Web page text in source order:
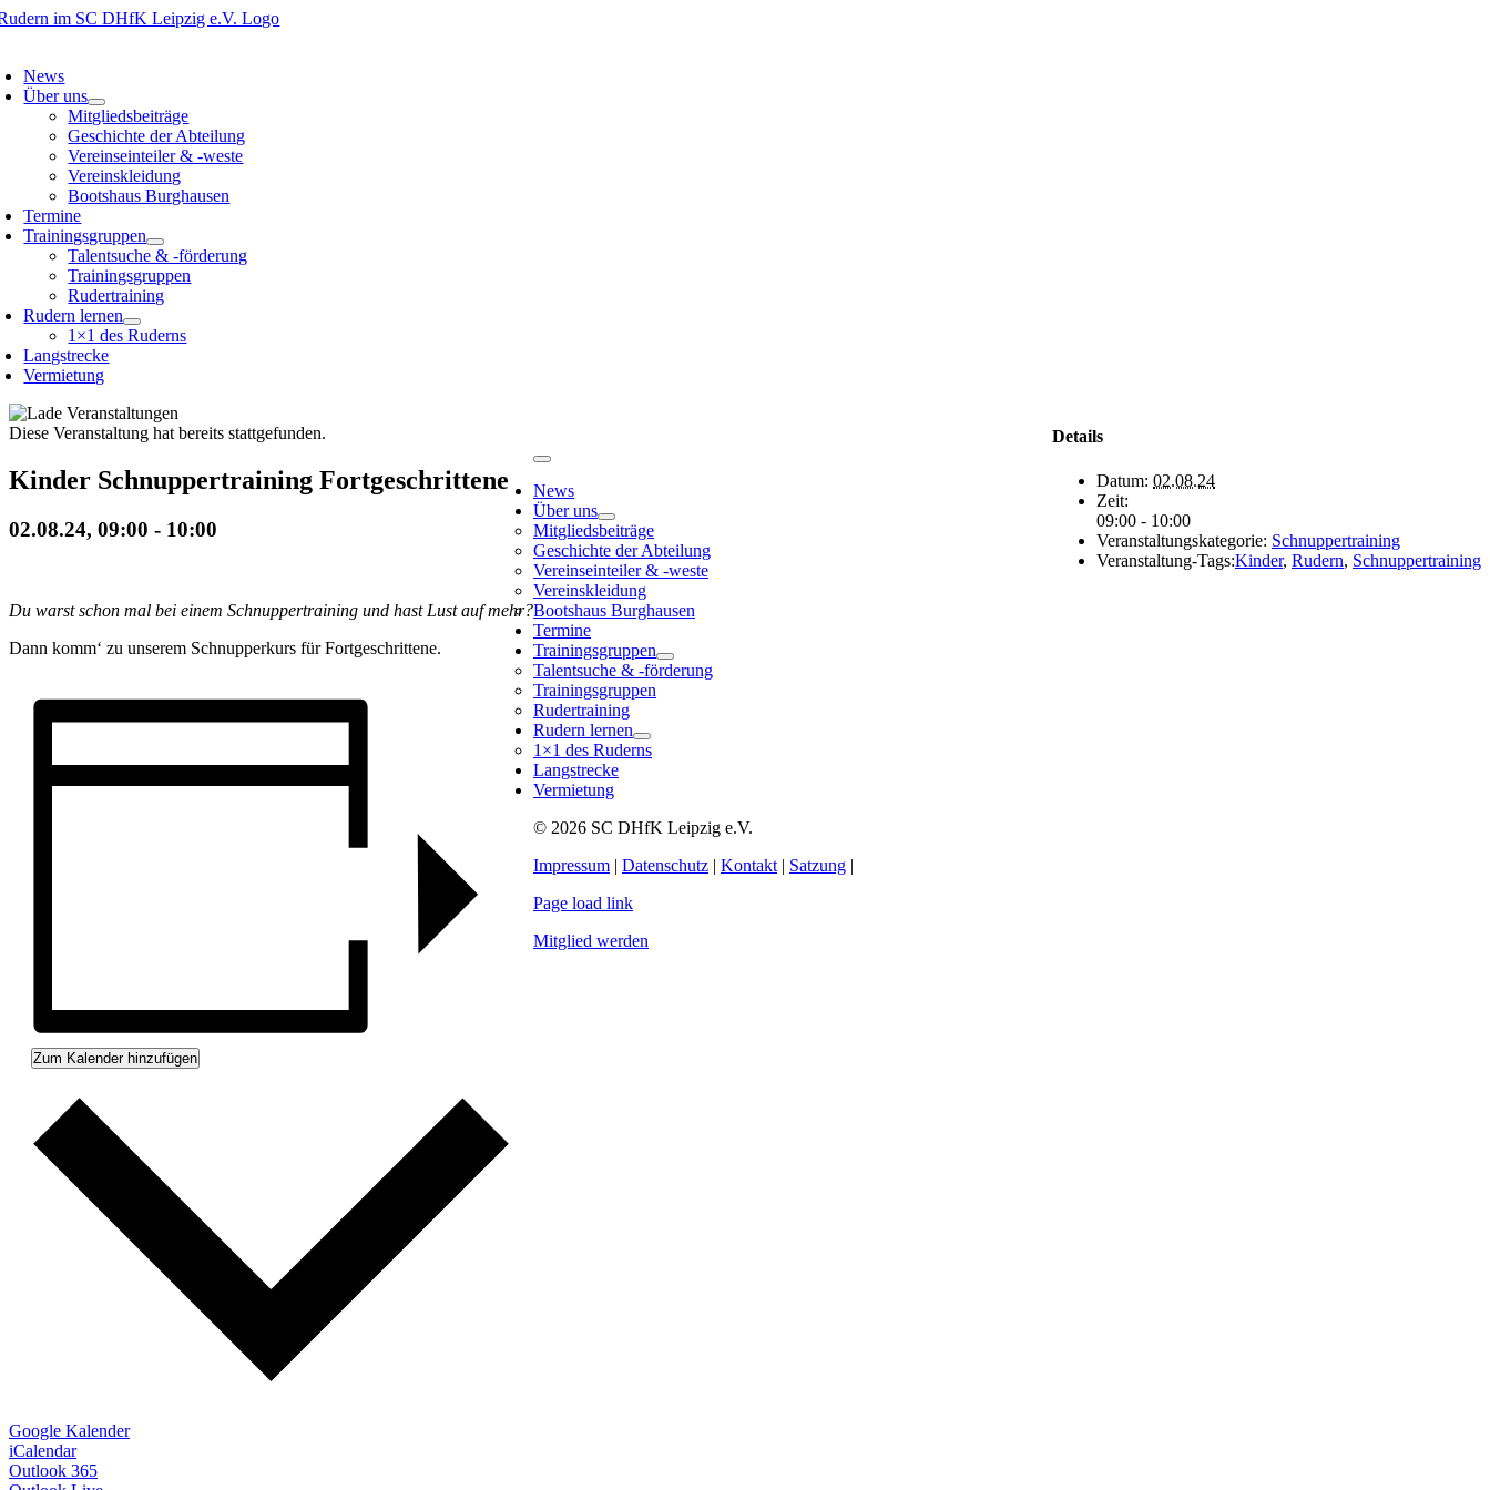
Zum
News
Über uns
Mitgliedsbeiträge
Geschichte der Abteilung
Vereinseinteiler & -weste
Vereinskleidung
Bootshaus Burghausen
Termine
Trainingsgruppen
Talentsuche & -förderung
Trainingsgruppen
Rudertraining
Rudern lernen
1×1 des Ruderns
Langstrecke
Vermietung
Diese Veranstaltung hat bereits stattgefunden.
Kinder Schnuppertraining Fortgeschrittene
02.08.24, 09:00 - 10:00
Du warst schon mal bei einem Schnuppertraining und hast Lust auf mehr?
Dann komm‘ zu unserem Schnupperkurs für Fortgeschrittene.
Zum Kalender hinzufügen
Google Kalender
iCalendar
Outlook 365
Details
Datum: 02.08.24
Zeit:
09:00 - 10:00
Veranstaltungskategorie: Schnuppertraining
Veranstaltung-Tags:Kinder, Rudern, Schnuppertraining
Toggle
Navigation
News
Über uns
Mitgliedsbeiträge
Geschichte der Abteilung
Vereinseinteiler & -weste
Vereinskleidung
Bootshaus Burghausen
Termine
Trainingsgruppen
Talentsuche & -förderung
Trainingsgruppen
Rudertraining
Rudern lernen
1×1 des Ruderns
Langstrecke
Vermietung
© 2026 SC DHfK Leipzig e.V.
Impressum | Datenschutz | Kontakt | Satzung |
Page load link
Mitglied werden